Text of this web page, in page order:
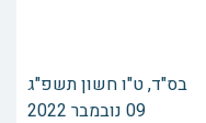
בס"ד, ‏ט"ו חשון תשפ"ג